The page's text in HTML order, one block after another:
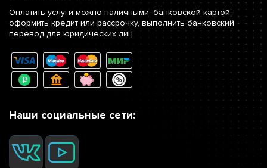
Оплатить услуги можно наличными, банковской картой,
оформить кредит или рассрочку, выполнить банковский
перевод для юридических лиц
Наши социальные сети: